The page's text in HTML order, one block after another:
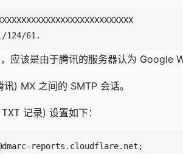
61.
应该是由于腾讯的服务器认为 Google
) MX 之间的 SMTP 会话。
TXT 记录) 设置如下：